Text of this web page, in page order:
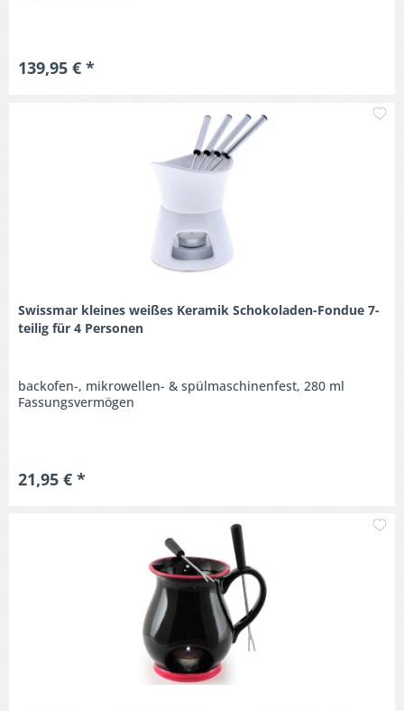
139,95 € *
Swissmar kleines weißes Keramik Schokoladen-Fondue 7-
teilig für 4 Personen
backofen-, mikrowellen- & spülmaschinenfest, 280 ml
Fassungsvermögen
21,95 € *